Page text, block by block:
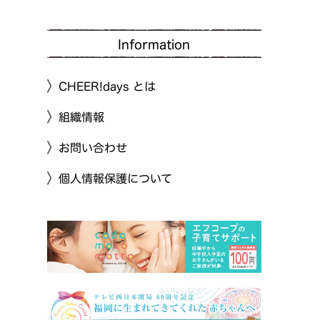
Information
CHEER!days とは
組織情報
お問い合わせ
個人情報保護について